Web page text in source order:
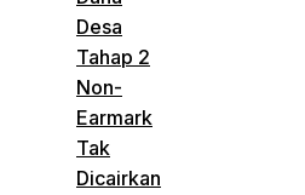
Desa
Tahap 2
Non-
Earmark
Tak
Dicairkan